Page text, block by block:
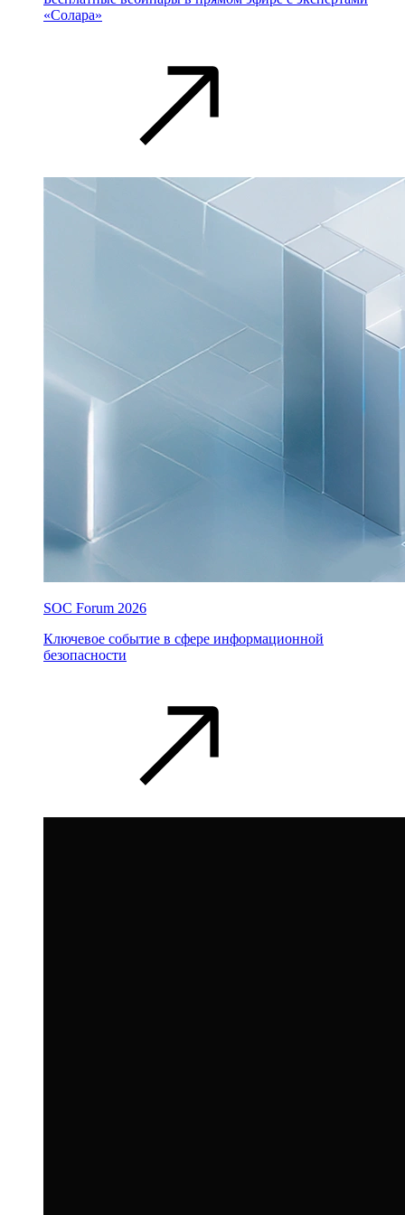
«Солара»
SOC Forum 2026
Ключевое событие в сфере информационной
безопасности